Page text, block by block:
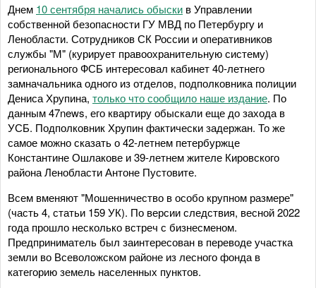
Днем 10 сентября начались обыски в Управлении
собственной безопасности ГУ МВД по Петербургу и
Ленобласти. Сотрудников СК России и оперативников
службы "М" (курирует правоохранительную систему)
регионального ФСБ интересовал кабинет 40-летнего
замначальника одного из отделов, подполковника полиции
Дениса Хрупина, только что сообщило наше издание. По
данным 47news, его квартиру обыскали еще до захода в
УСБ. Подполковник Хрупин фактически задержан. То же
самое можно сказать о 42-летнем петербуржце
Константине Ошлакове и 39-летнем жителе Кировского
района Ленобласти Антоне Пустовите.
Всем вменяют "Мошенничество в особо крупном размере"
(часть 4, статьи 159 УК). По версии следствия, весной 2022
года прошло несколько встреч с бизнесменом.
Предприниматель был заинтересован в переводе участка
земли во Всеволожском районе из лесного фонда в
категорию земель населенных пунктов.